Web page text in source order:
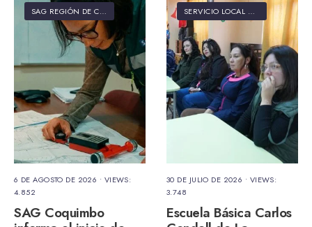
SAG REGIÓN DE COQUIMBO
6 DE AGOSTO DE 2026 • VIEWS:
4.852
SAG Coquimbo
SERVICIO LOCAL DE EDUCACIÓN PÚBLICA ELQUI
30 DE JULIO DE 2026 • VIEWS:
3.748
Escuela Básica Carlos